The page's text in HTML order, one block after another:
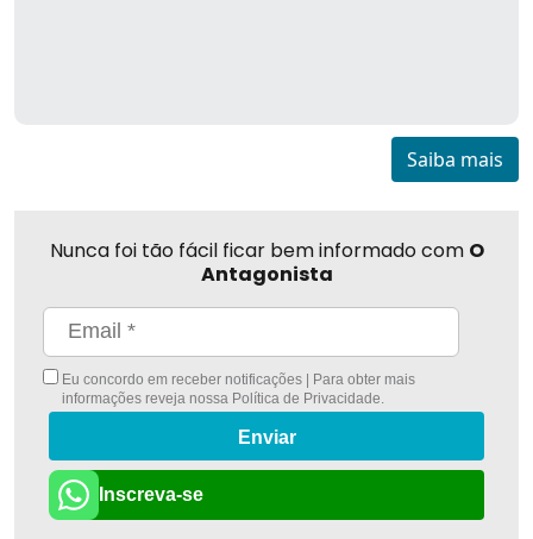
Saiba mais
Nunca foi tão fácil ficar bem informado com O
Antagonista
Eu concordo em receber notificações | Para obter mais
informações reveja nossa Política de Privacidade.
Enviar
Inscreva-se